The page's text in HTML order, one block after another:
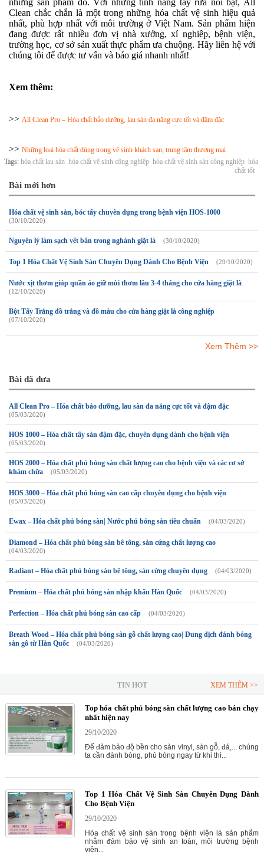
những sản phẩm đó. Với những tính năng tẩy rửa nổi bật, All
Clean chắc chắn là một trong những hóa chất vệ sinh hiệu quả
nhất, phù hợp nhất với môi trường ở Việt Nam. Sản phẩm hiện
đang được rất nhiều đơn vị nhà xưởng, xí nghiêp, bệnh viện,
trường học, cơ sở sản xuất thực phẩm ưa chuộng. Hãy liên hệ với
chúng tôi để được tư vấn và báo giá nhanh nhất!
Xem thêm:
>> All Clean Pro – Hóa chất bảo dưỡng, lau sàn đa năng cực tốt và đậm đặc
>> Những loại hóa chất dùng trong vệ sinh khách sạn, trung tâm thương mại
Tags: hóa chất lau sàn hóa chất vệ sinh công nghiệp hóa chất vệ sinh sàn công nghiệp hóa
chất tốt
Bài mới hơn
Hóa chất vệ sinh sàn, bóc tẩy chuyên dụng trong bệnh viện HOS-1000
(30/10/2020)
Nguyên lý làm sạch vết bẩn trong nghành giặt là (30/10/2020)
Top 1 Hóa Chất Vệ Sinh Sàn Chuyên Dụng Dành Cho Bệnh Viện (29/10/2020)
Nước xịt thơm giúp quần áo giữ mùi thơm lâu 3-4 tháng cho cửa hàng giặt là
(12/10/2020)
Bột Tẩy Trắng đồ trắng và đồ màu cho cửa hàng giặt là công nghiệp
(07/10/2020)
Xem Thêm >>
Bài đã đưa
All Clean Pro – Hóa chất bảo dưỡng, lau sàn đa năng cực tốt và đậm đặc
(05/03/2020)
HOS 1000 – Hóa chất tẩy sàn đậm đặc, chuyên dụng dành cho bệnh viện
(05/03/2020)
HOS 2000 – Hóa chất phủ bóng sàn chất lượng cao cho bệnh viện và các cơ sở
khám chữa
(05/03/2020)
HOS 3000 – Hóa chất phủ bóng sàn cao cấp chuyên dụng cho bệnh viện
(05/03/2020)
Ewax – Hóa chất phủ bóng sàn| Nước phủ bóng sàn tiêu chuẩn (04/03/2020)
Diamond – Hóa chất phủ bóng sàn bê tông, sàn cứng chất lượng cao
(04/03/2020)
Radiant – Hóa chất phủ bóng sàn bê tông, sàn cứng chuyên dụng (04/03/2020)
Premium – Hóa chất phủ bóng sàn nhập khẩu Hàn Quốc (04/03/2020)
Perfection – Hóa chất phủ bóng sàn cao cấp (04/03/2020)
Breath Wood – Hóa chất phủ bóng sàn gỗ chất lượng cao| Dung dịch đánh bóng
sàn gỗ từ Hàn Quốc
(04/03/2020)
TIN HOT XEM THÊM >>
Top hóa chất phủ bóng sàn chất lượng cao bán chạy
nhất hiện nay
29/10/2020
Để đảm bảo độ bền cho sàn vinyl, sàn gỗ, đá,... chúng
ta cần đánh bóng, phủ bóng ngay từ khi thi...
Top 1 Hóa Chất Vệ Sinh Sàn Chuyên Dụng Dành
Cho Bệnh Viện
29/10/2020
Hóa chất vệ sinh sàn trong bệnh viện là sản phẩm
nhằm đảm bảo vệ sinh an toàn, môi trường bệnh
viện...